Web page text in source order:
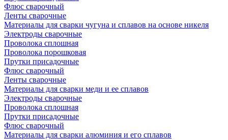
Флюс сварочный
Ленты сварочные
Материалы для сварки чугуна и сплавов на основе никеля
Электроды сварочные
Проволока сплошная
Проволока порошковая
Прутки присадочные
Флюс сварочный
Ленты сварочные
Материалы для сварки меди и ее сплавов
Электроды сварочные
Проволока сплошная
Прутки присадочные
Флюс сварочный
Материалы для сварки алюминия и его сплавов